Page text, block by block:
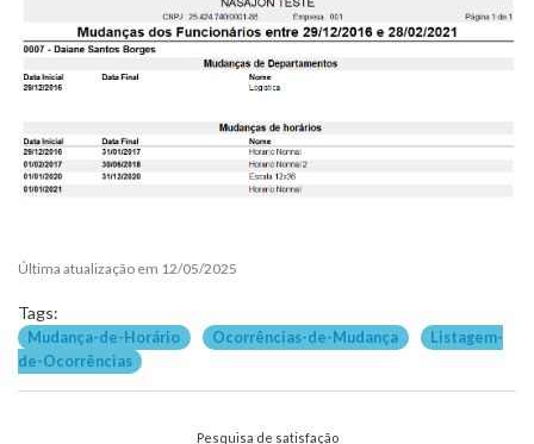
Última atualização em 12/05/2025
Tags:
Mudança-de-Horário Ocorrências-de-Mudança
Listagem-
de-Ocorrências
Pesquisa de satisfação